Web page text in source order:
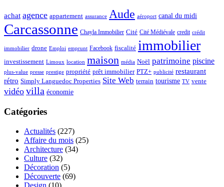
achat agence appartement assurance Aude aéroport canal du midi
Carcassonne Chayla Immobilier Cité Cité Médiévale credit crédit
immobilier drone Emploi emprunt Facebook fiscalité immobilier
investissement Limoux location maison média Noël patrimoine piscine
plus-value presse prestige propriété prêt immobilier PTZ+ publicité restaurant
rétro Simply Languedoc Properties Site Web terrain tourisme TV vente
vidéo villa économie
Catégories
Actualités (227)
Affaire du mois (25)
Architecture (34)
Culture (32)
Décoration (5)
Découverte (69)
Design (10)